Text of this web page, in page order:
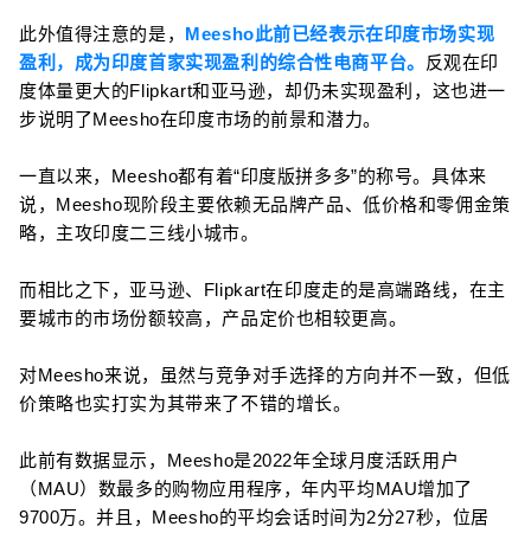
此外值得注意的是， Meesho此前已经表示在印度市场实现
盈利，成为印度首家实现盈利的综合性电商平台。 反观在印
度体量更大的Flipkart和亚马逊，却仍未实现盈利，这也进一
步说明了Meesho在印度市场的前景和潜力。
一直以来，Meesho都有着“印度版拼多多”的称号。具体来
说，Meesho现阶段主要依赖无品牌产品、低价格和零佣金策
略，主攻印度二三线小城市。
而相比之下，亚马逊、Flipkart在印度走的是高端路线，在主
要城市的市场份额较高，产品定价也相较更高。
对Meesho来说，虽然与竞争对手选择的方向并不一致，但低
价策略也实打实为其带来了不错的增长。
此前有数据显示，Meesho是2022年全球月度活跃用户
（MAU）数最多的购物应用程序，年内平均MAU增加了
9700万。并且，Meesho的平均会话时间为2分27秒，位居